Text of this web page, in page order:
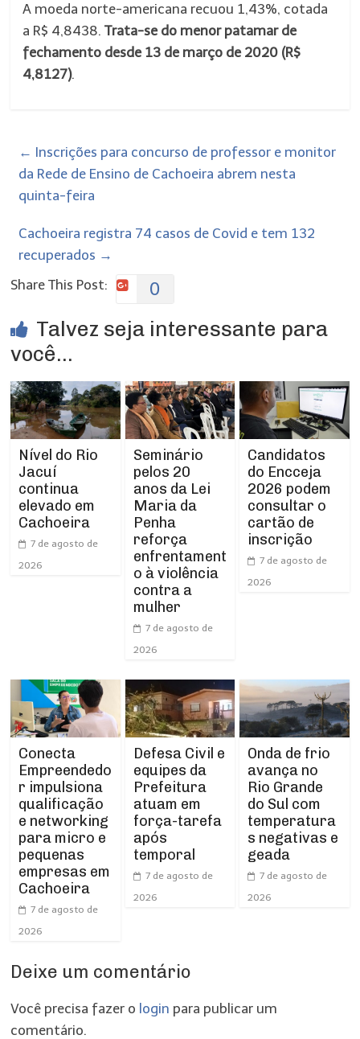
A moeda norte-americana recuou 1,43%, cotada
a R$ 4,8438. Trata-se do menor patamar de
fechamento desde 13 de março de 2020 (R$
4,8127).
← Inscrições para concurso de professor e monitor
da Rede de Ensino de Cachoeira abrem nesta
quinta-feira
Cachoeira registra 74 casos de Covid e tem 132
recuperados →
Share This Post:
0
Talvez seja interessante para
você...
Nível do Rio
Jacuí
continua
elevado em
Cachoeira
7 de agosto de
2026
Seminário
pelos 20
anos da Lei
Maria da
Penha
reforça
enfrentament
o à violência
contra a
mulher
7 de agosto de
2026
Candidatos
do Encceja
2026 podem
consultar o
cartão de
inscrição
7 de agosto de
2026
Conecta
Empreendedo
r impulsiona
qualificação
e networking
para micro e
pequenas
empresas em
Cachoeira
7 de agosto de
2026
Defesa Civil e
equipes da
Prefeitura
atuam em
força-tarefa
após
temporal
7 de agosto de
2026
Onda de frio
avança no
Rio Grande
do Sul com
temperatura
s negativas e
geada
7 de agosto de
2026
Deixe um comentário
Você precisa fazer o login para publicar um
comentário.